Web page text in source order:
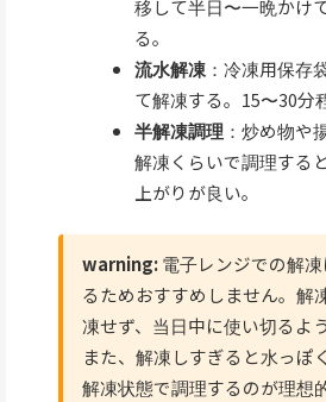
移して半日〜一晩かけ
る。
流水解凍：冷凍用保存
て解凍する。15〜30分
半解凍調理 ：炒め物や
解凍くらいで調理する
上がりが良い。
warning:電子レンジでの解
るためおすすめしません。解
凍せず、当日中に使い切るよ
また、解凍しすぎると水っぽ
解凍状態で調理するのが理想